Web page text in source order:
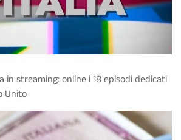
in streaming: online i 18 episodi dedicati
Unito